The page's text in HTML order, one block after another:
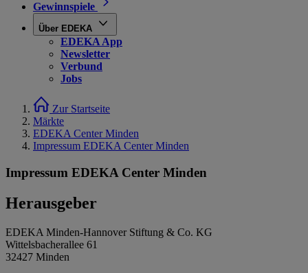
Gewinnspiele
Über EDEKA
EDEKA App
Newsletter
Verbund
Jobs
Zur Startseite
Märkte
EDEKA Center Minden
Impressum EDEKA Center Minden
Impressum EDEKA Center Minden
Herausgeber
EDEKA Minden-Hannover Stiftung & Co. KG
Wittelsbacherallee 61
32427 Minden